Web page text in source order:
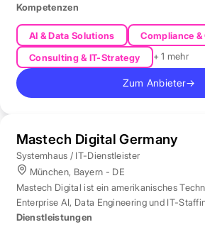
Kompetenzen
AI & Data Solutions
Compliance
Consulting & IT-Strategy
+ 1 mehr
Zum Anbieter→
Mastech Digital Germany
Systemhaus / IT-Dienstleister
München, Bayern - DE
Mastech Digital ist ein amerikanisches
Enterprise AI, Data Engineering und IT-
London aus betreut.
Dienstleistungen